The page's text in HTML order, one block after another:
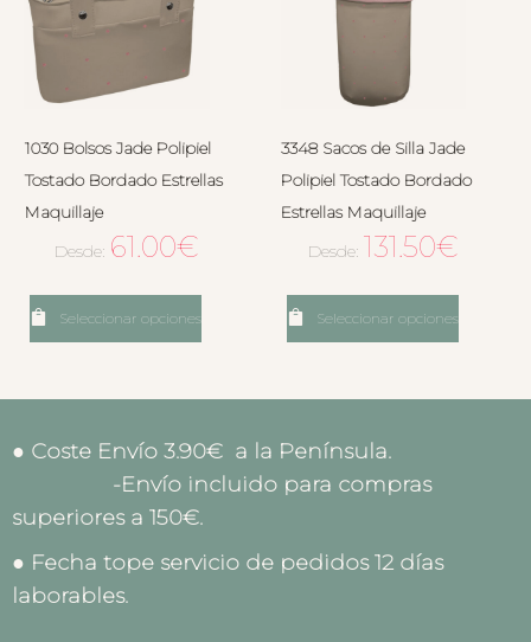
1030 Bolsos Jade Polipiel
Tostado Bordado Estrellas
Maquillaje
Desde: 61.00€
Seleccionar opciones
3348 Sacos de Silla Jade
Polipiel Tostado Bordado
Estrellas Maquillaje
Desde: 131.50€
Seleccionar opciones
● Coste Envío 3.90€ a la Península.
-Envío incluido para compras
superiores a 150€.
● Fecha tope servicio de pedidos 12 días
laborables.